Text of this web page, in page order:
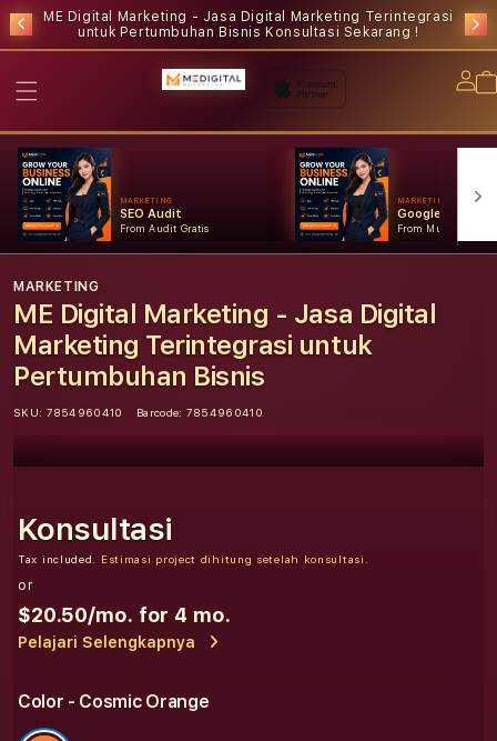
ME Digital Marketing - Jasa Digital Marketing Terintegrasi
untuk Pertumbuhan Bisnis Konsultasi Sekarang !
MARKETING
SEO Audit
From Audit Gratis
MARKETING
Google Ads
From Mulai
MARKETING
ME Digital Marketing - Jasa Digital
Marketing Terintegrasi untuk
Pertumbuhan Bisnis
SKU: 7854960410 Barcode: 7854960410
Konsultasi
Tax included. Estimasi project dihitung setelah konsultasi.
or
$20.50/mo. for 4 mo.
Pelajari Selengkapnya
Color - Cosmic Orange